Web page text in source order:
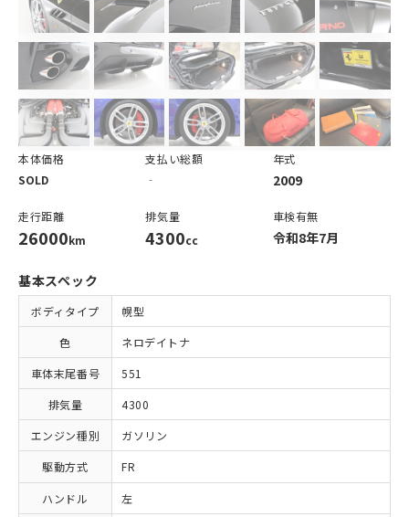
本体価格
SOLD
支払い総額
‐
年式
2009
走行距離
26000km
排気量
4300cc
車検有無
令和8年7月
基本スペック
ボディタイプ
幌型
色
ネロデイトナ
車体末尾番号
551
排気量
4300
エンジン種別
ガソリン
駆動方式
FR
ハンドル
左